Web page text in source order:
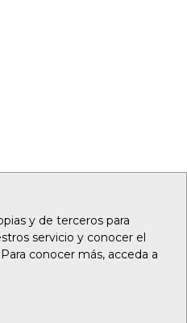
y de terceros para
servicio y conocer el
conocer más, acceda a